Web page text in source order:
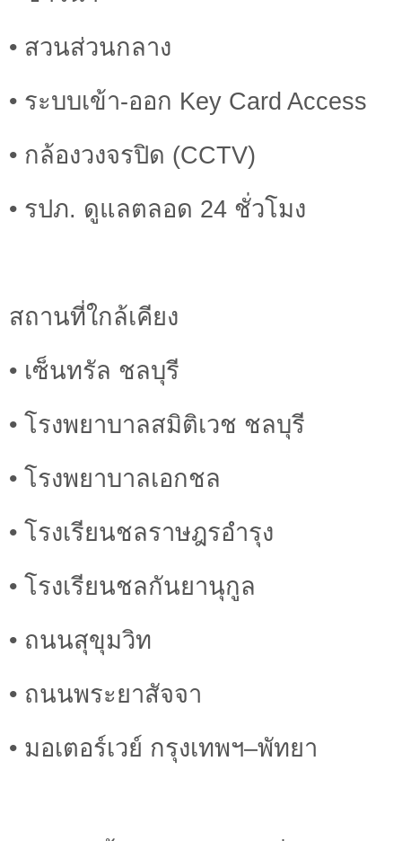
• สวนส่วนกลาง
• ระบบเข้า-ออก Key Card Access
• กล้องวงจรปิด (CCTV)
• รปภ. ดูแลตลอด 24 ชั่วโมง
สถานที่ใกล้เคียง
• เซ็นทรัล ชลบุรี
• โรงพยาบาลสมิติเวช ชลบุรี
• โรงพยาบาลเอกชล
• โรงเรียนชลราษฎรอำรุง
• โรงเรียนชลกันยานุกูล
• ถนนสุขุมวิท
• ถนนพระยาสัจจา
• มอเตอร์เวย์ กรุงเทพฯ–พัทยา